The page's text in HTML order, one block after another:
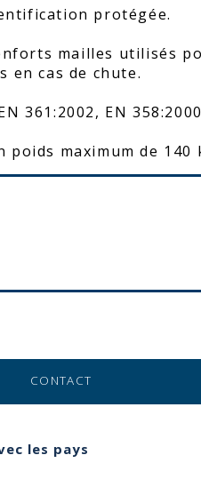
protégée.
mailles utilisés
cas de chute.
361:2002, EN
maximum de 140
CONTACT
les pays